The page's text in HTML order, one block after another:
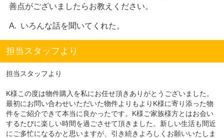
善点がございましたらお教えください。
A. いろんな話を聞いてくれた。
担当スタッフより
担当スタッフより
K様この度は物件購入を私にお任せ頂きありがとうございました。
最初にお問い合わせいただいた物件よりもよりK様に寄り添った物
件をご紹介できて本当に良かったです。K様ご家族様方とはお会い
するたびに楽しい時間を過ごさせて頂きました。新しい生活も間近
にご多忙になるかと思いますが、引き続きよろしくお願いいたしま